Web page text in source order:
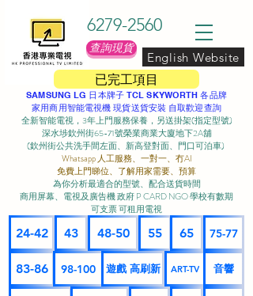
已完工項目
6279-2560
查詢現貨
English Website
SAMSUNG LG 日本牌子 TCL SKYWORTH 各品牌
家用商用智能電視機 現貨送貨安裝 自取歡迎查詢
全新智能電視，3年上門服務保養，另送掛架(指定型號)
深水埗欽州街65-71號榮業商業大廈地下2A舖
(欽州街公共洗手間左面、新高登對面、門口可泊車) ​
Whatsapp 人工服務、一對一、冇AI
免費上門睇位、了解用家需要、預算
為你分析最適合的型號、配合送貨時間
商用屏幕、電視及廣告機 政府 P CARD NGO 學校有數期
可支票 可租用電視
24-42 43 48-50 55 65 75-77
83-86 98-100 遊戲 高刷新 ART-TV 音響